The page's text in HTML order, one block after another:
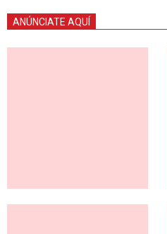
ANÚNCIATE AQUÍ